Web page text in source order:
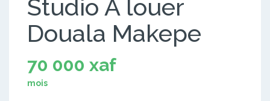
Studio A louer
Douala Makepe
70 000 xaf
mois